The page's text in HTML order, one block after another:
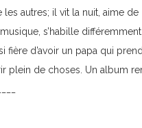
les autres; il vit la nuit, aime de
s’habille différemment.
fière d’avoir un papa qui
plein de choses. Un album